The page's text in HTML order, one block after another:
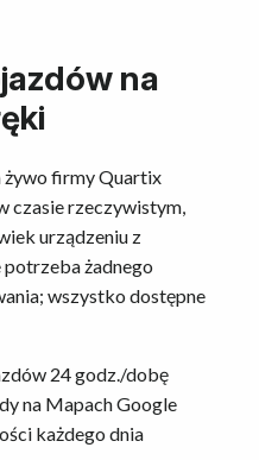
na
żywo firmy Quartix
czasie rzeczywistym,
urządzeniu z
żadnego
wszystko dostępne
24 godz./dobę
na Mapach Google
każdego dnia